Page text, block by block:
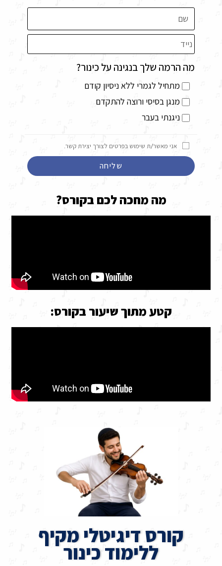
מה הרמה שלך בנגינה על כינור?
מתחיל לגמרי ללא ניסיון קודם
מנגן בסיסי ורוצה להתקדם
ניגנתי בעבר
אני מאשר/ת שימוש בפרטים לצורך יצירת קשר.
שליחה
מה מחכה לכם בקורס?
קטע מתוך שיעור בקורס:
קורס דיגיטלי מקיף
ללימוד כינור